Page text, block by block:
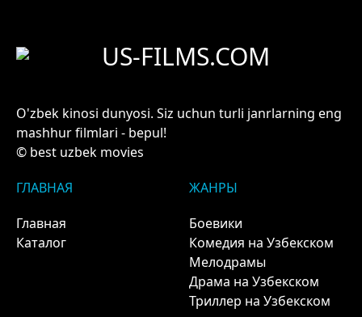
US-FILMS.COM
O'zbek kinosi dunyosi. Siz uchun turli janrlarning eng
mashhur filmlari - bepul!
© best uzbek movies
ГЛАВНАЯ
Главная
Каталог
ЖАНРЫ
Боевики
Комедия на Узбекском
Мелодрамы
Драма на Узбекском
Триллер на Узбекском